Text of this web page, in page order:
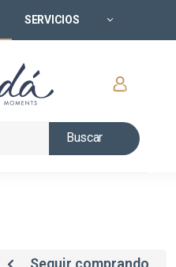
SERVICIOS
Buscar
Seguir comprando